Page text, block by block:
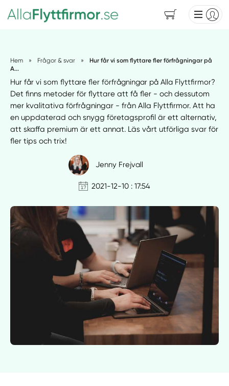
Hem » Frågor & svar »
Hur får vi som flyttare fler förfrågningar på
A...
Hur får vi som flyttare fler förfrågningar på Alla Flyttfirmor?
Det finns metoder för flyttare att få fler - och dessutom
mer kvalitativa förfrågningar - från Alla Flyttfirmor. Att ha
en uppdaterad och snygg företagsprofil är ett alternativ,
att skaffa premium är ett annat. Läs vårt utförliga svar för
fler tips och trix!
Jenny Frejvall
2021-12-10 : 17:54